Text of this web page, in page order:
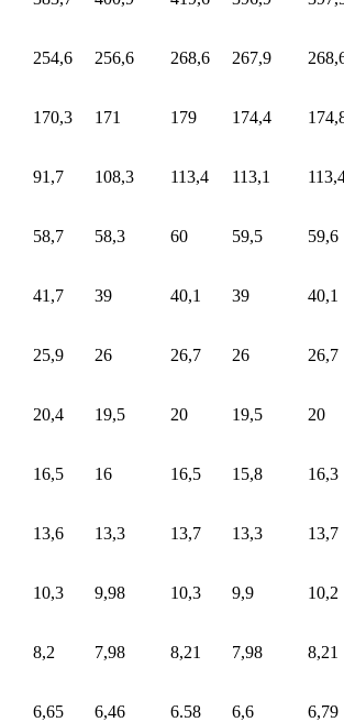
254,6 256,6 268,6 267,9
170,3 171 179 174,4
91,7 108,3 113,4 113,1
58,7 58,3 60 59,5 59,6
41,7 39 40,1 39 40,1
25,9 26 26,7 26 26,7
20,4 19,5 20 19,5 20
16,5 16 16,5 15,8 16,3
13,6 13,3 13,7 13,3 13,7
10,3 9,98 10,3 9,9 10,2
8,2 7,98 8,21 7,98 8,21
6,65 6,46 6.58 6,6 6,79